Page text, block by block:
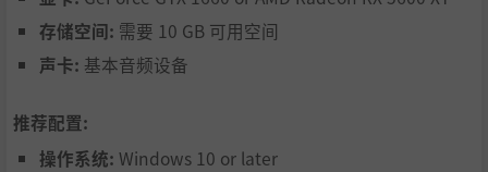
动售货机、窃取公司财产，以建立新的行动基地。当需要换
换环境时，收拾好所有物品，可以使用手推车、叉车、SU
存储空间: 需要 10 GB 可用空间
声卡: 基本音频设备
推荐配置:
操作系统: Windows 10 or later